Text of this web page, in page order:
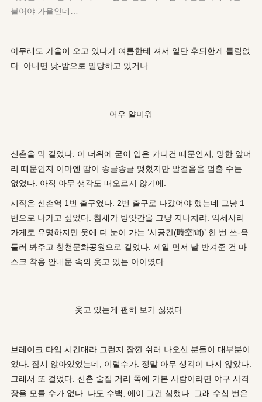
불어야 가을인데…
아무래도 가을이 오고 있다가 여름한테 져서 일단 후퇴한게 틀림없
다. 아니면 낮-밤으로 밀당하고 있거나.
어우 얄미워
신촌을 막 걸었다. 이 더위에 굳이 입은 가디건 때문인지, 망한 앞머
리 때문인지 이마엔 땀이 송글송글 맺혔지만 발걸음을 멈출 수는
없었다. 아직 아무 생각도 떠오르지 않기에.
시작은 신촌역 1번 출구였다. 2번 출구로 나갔어야 했는데 그냥 1
번으로 나가고 싶었다. 참새가 방앗간을 그냥 지나치랴. 악세사리
가게로 유명하지만 옷에 더 눈이 가는 ‘시공간(時空間)’ 한 번 쓰-윽
둘러 봐주고 창천문화공원으로 걸었다. 제일 먼저 날 반겨준 건 마
스크 착용 안내문 속의 웃고 있는 아이였다.
웃고 있는게 괜히 보기 싫었다.
브레이크 타임 시간대라 그런지 잠깐 쉬러 나오신 분들이 대부분이
었다. 잠시 앉아있었는데, 이럴수가. 정말 아무 생각이 나지 않았다.
그래서 또 걸었다. 신촌 술집 거리 쪽에 가본 사람이라면 야구 사격
장을 모를 수가 없다. 나도 수백, 에이 그건 심했다. 그래 수십 번은